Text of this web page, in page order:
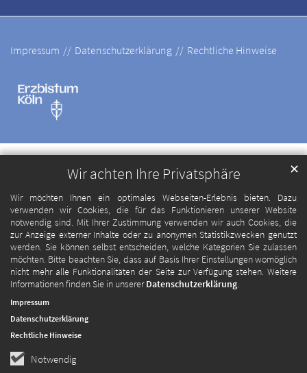
Wir achten Ihre Privatsphäre
Wir möchten Ihnen ein optimales Webseiten-Erlebnis bieten. Dazu
verwenden wir Cookies, die für das Funktionieren unserer Website
notwendig sind. Mit Ihrer Zustimmung verwenden wir auch Cookies, die
zur Anzeige externer Inhalte oder zu anonymen Statistikzwecken genutzt
werden. Sie können selbst entscheiden, welche Kategorien Sie zulassen
möchten. Bitte beachten Sie, dass auf Basis Ihrer Einstellungen womöglich
nicht mehr alle Funktionalitäten der Seite zur Verfügung stehen. Weitere
Informationen finden Sie in unsererDatenschutzerklärung.
Notwendig
✕
Impressum
Datenschutzerklärung
Rechtliche Hinweise
Impressum Datenschutzerklärung Rechtliche Hinweise